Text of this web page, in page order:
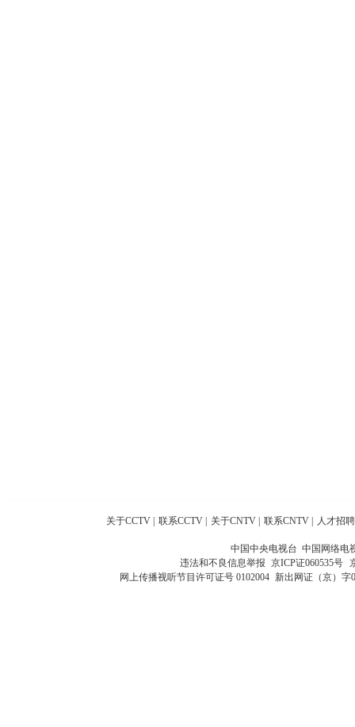
关于CCTV 联系CCTV 关于CNTV 联系CNTV 人才招聘
中国中央电视台 中国网络电
违法和不良信息举报 京ICP证060535号
网上传播视听节目许可证号 0102004 新出网证（京）